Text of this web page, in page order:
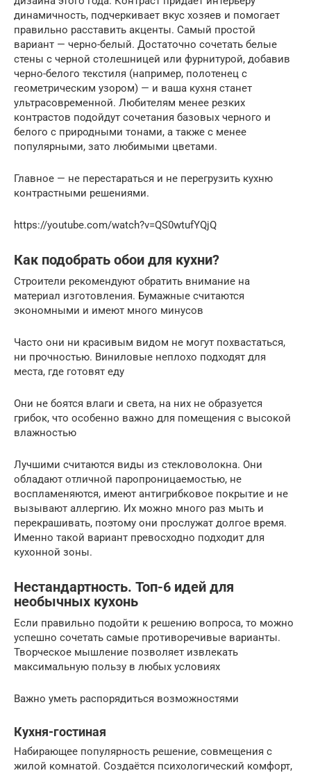
динамичность, подчеркивает вкус хозяев и помогает
правильно расставить акценты. Самый простой
вариант — черно-белый. Достаточно сочетать белые
стены с черной столешницей или фурнитурой, добавив
черно-белого текстиля (например, полотенец с
геометрическим узором) — и ваша кухня станет
ультрасовременной. Любителям менее резких
контрастов подойдут сочетания базовых черного и
белого с природными тонами, а также с менее
популярными, зато любимыми цветами.
Главное — не перестараться и не перегрузить кухню
контрастными решениями.
https://youtube.com/watch?v=QS0wtufYQjQ
Как подобрать обои для кухни?
Строители рекомендуют обратить внимание на
материал изготовления. Бумажные считаются
экономными и имеют много минусов
Часто они ни красивым видом не могут похвастаться,
ни прочностью. Виниловые неплохо подходят для
места, где готовят еду
Они не боятся влаги и света, на них не образуется
грибок, что особенно важно для помещения с высокой
влажностью
Лучшими считаются виды из стекловолокна. Они
обладают отличной паропроницаемостью, не
воспламеняются, имеют антигрибковое покрытие и не
вызывают аллергию. Их можно много раз мыть и
перекрашивать, поэтому они прослужат долгое время.
Именно такой вариант превосходно подходит для
кухонной зоны.
Нестандартность. Топ-6 идей для
необычных кухонь
Если правильно подойти к решению вопроса, то можно
успешно сочетать самые противоречивые варианты.
Творческое мышление позволяет извлекать
максимальную пользу в любых условиях
Важно уметь распорядиться возможностями
Кухня-гостиная
Набирающее популярность решение, совмещения с
жилой комнатой. Создаётся психологический комфорт,